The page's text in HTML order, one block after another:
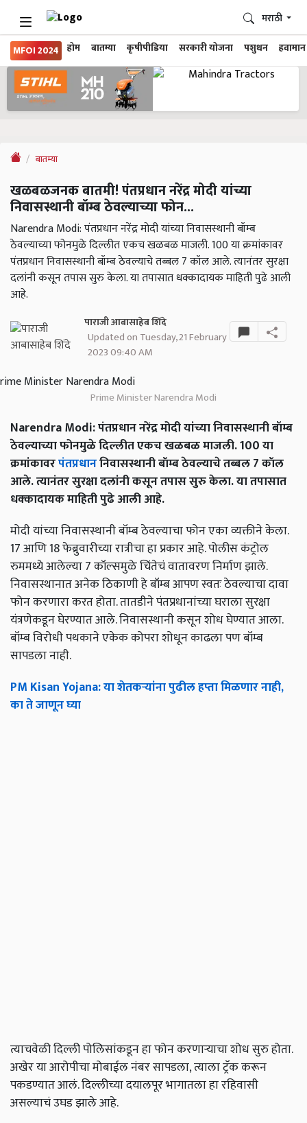
MFOI 2024 होम बातम्या कृषीपीडिया सरकारी योजना पशुधन हवामान
मराठी
बातम्या
खळबळजनक बातमी! पंतप्रधान नरेंद्र मोदी यांच्या
निवासस्थानी बॉम्ब ठेवल्याच्या फोन...
Narendra Modi: पंतप्रधान नरेंद्र मोदी यांच्या निवासस्थानी बॉम्ब
ठेवल्याच्या फोनमुळे दिल्लीत एकच खळबळ माजली. 100 या क्रमांकावर
पंतप्रधान निवासस्थानी बॉम्ब ठेवल्याचे तब्बल 7 कॉल आले. त्यानंतर सुरक्षा
दलांनी कसून तपास सुरु केला. या तपासात धक्कादायक माहिती पुढे आली
आहे.
पाराजी आबासाहेब शिंदे
Updated on Tuesday, 21 February
2023 09:40 AM
Prime Minister Narendra Modi
Narendra Modi: पंतप्रधान नरेंद्र मोदी यांच्या निवासस्थानी बॉम्ब
ठेवल्याच्या फोनमुळे दिल्लीत एकच खळबळ माजली. 100 या
क्रमांकावरपंतप्रधाननिवासस्थानी बॉम्ब ठेवल्याचे तब्बल 7 कॉल
आले. त्यानंतर सुरक्षा दलांनी कसून तपास सुरु केला. या तपासात
धक्कादायक माहिती पुढे आली आहे.
मोदी यांच्या निवासस्थानी बॉम्ब ठेवल्याचा फोन एका व्यक्तीने केला.
17 आणि 18 फेब्रुवारीच्या रात्रीचा हा प्रकार आहे. पोलीस कंट्रोल
रुममध्ये आलेल्या 7 कॉल्समुळे चिंतेचं वातावरण निर्माण झाले.
निवासस्थानात अनेक ठिकाणी हे बॉम्ब आपण स्वतः ठेवल्याचा दावा
फोन करणारा करत होता. तातडीने पंतप्रधानांच्या घराला सुरक्षा
यंत्रणेकडून घेरण्यात आले. निवासस्थानी कसून शोध घेण्यात आला.
बॉम्ब विरोधी पथकाने एकेक कोपरा शोधून काढला पण बॉम्ब
सापडला नाही.
PM Kisan Yojana: या शेतकऱ्यांना पुढील हप्ता मिळणार नाही,
का ते जाणून घ्या
त्याचवेळी दिल्ली पोलिसांकडून हा फोन करणाऱ्याचा शोध सुरु होता.
अखेर या आरोपीचा मोबाईल नंबर सापडला, त्याला ट्रॅक करून
पकडण्यात आलं. दिल्लीच्या दयालपूर भागातला हा रहिवासी
असल्याचं उघड झाले आहे.